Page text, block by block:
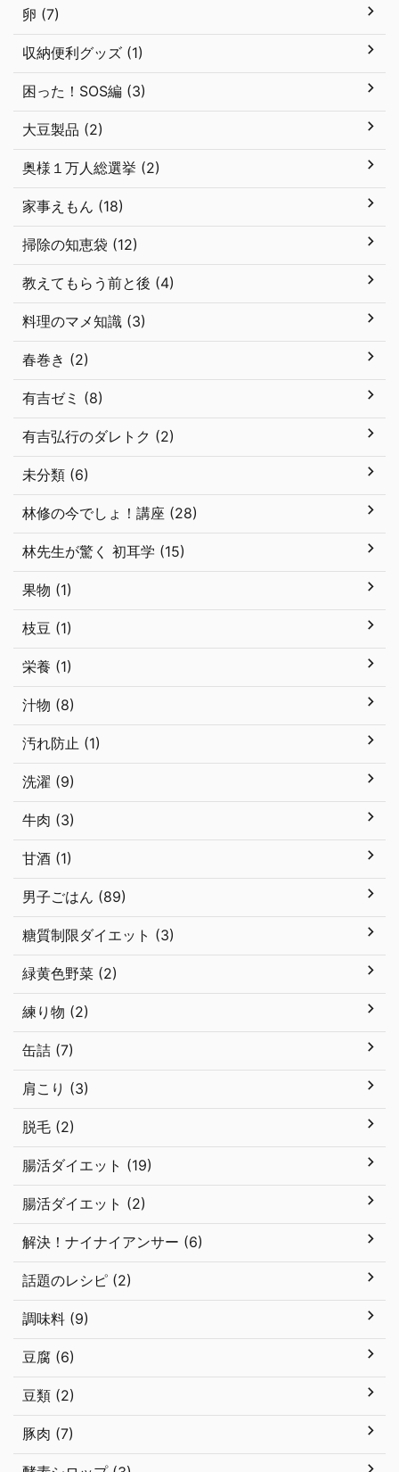
卵 (7)
収納便利グッズ (1)
困った！SOS編 (3)
大豆製品 (2)
奥様１万人総選挙 (2)
家事えもん (18)
掃除の知恵袋 (12)
教えてもらう前と後 (4)
料理のマメ知識 (3)
春巻き (2)
有吉ゼミ (8)
有吉弘行のダレトク (2)
未分類 (6)
林修の今でしょ！講座 (28)
林先生が驚く 初耳学 (15)
果物 (1)
枝豆 (1)
栄養 (1)
汁物 (8)
汚れ防止 (1)
洗濯 (9)
牛肉 (3)
甘酒 (1)
男子ごはん (89)
糖質制限ダイエット (3)
緑黄色野菜 (2)
練り物 (2)
缶詰 (7)
肩こり (3)
脱毛 (2)
腸活ダイエット (19)
腸活ダイエット (2)
解決！ナイナイアンサー (6)
話題のレシピ (2)
調味料 (9)
豆腐 (6)
豆類 (2)
豚肉 (7)